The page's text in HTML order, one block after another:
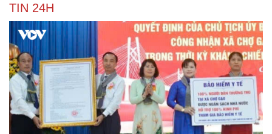
TIN 24H